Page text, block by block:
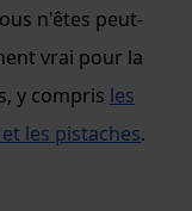
n'êtes peut-
vrai pour la
y compris les
les pistaches.